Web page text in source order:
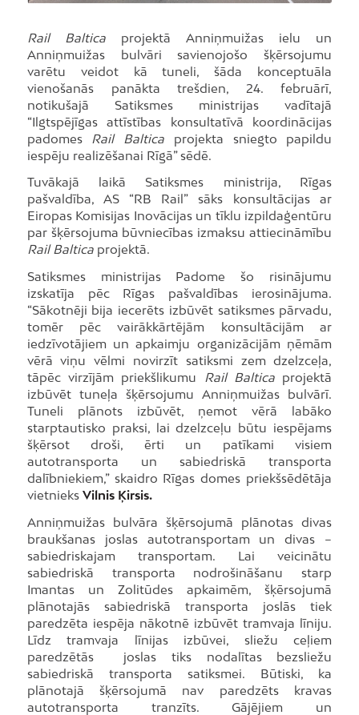
Rail Balticaprojektā Anniņmuižas ielu un
Anniņmuižas bulvāri savienojošo šķērsojumu
varētu veidot kā tuneli, šāda konceptuāla
vienošanās panākta trešdien, 24. februārī,
notikušajā Satiksmes ministrijas vadītajā
“Ilgtspējīgas attīstības konsultatīvā koordinācijas
padomes Rail Baltica projekta sniegto papildu
iespēju realizēšanai Rīgā” sēdē.
Tuvākajā laikā Satiksmes ministrija, Rīgas
pašvaldība, AS “RB Rail” sāks konsultācijas ar
Eiropas Komisijas Inovācijas un tīklu izpildaģentūru
par šķērsojuma būvniecības izmaksu attiecināmību
Rail Balticaprojektā.
Satiksmes ministrijas Padome šo risinājumu
izskatīja pēc Rīgas pašvaldības ierosinājuma.
“Sākotnēji bija iecerēts izbūvēt satiksmes pārvadu,
tomēr pēc vairākkārtējām konsultācijām ar
iedzīvotājiem un apkaimju organizācijām ņēmām
vērā viņu vēlmi novirzīt satiksmi zem dzelzceļa,
tāpēc virzījām priekšlikumu
Rail Baltica projektā
izbūvēt tuneļa šķērsojumu Anniņmuižas bulvārī.
Tuneli plānots izbūvēt, ņemot vērā labāko
starptautisko praksi, lai dzelzceļu būtu iespējams
šķērsot droši, ērti un patīkami visiem
autotransporta un sabiedriskā transporta
dalībniekiem,” skaidro Rīgas domes priekšsēdētāja
vietnieks Vilnis Ķirsis.
Anniņmuižas bulvāra šķērsojumā plānotas divas
braukšanas joslas autotransportam un divas –
sabiedriskajam transportam. Lai veicinātu
sabiedriskā transporta nodrošināšanu starp
Imantas un Zolitūdes apkaimēm, šķērsojumā
plānotajās sabiedriskā transporta joslās tiek
paredzēta iespēja nākotnē izbūvēt tramvaja līniju.
Līdz tramvaja līnijas izbūvei, sliežu ceļiem
paredzētās joslas tiks nodalītas bezsliežu
sabiedriskā transporta satiksmei. Būtiski, ka
plānotajā šķērsojumā nav paredzēts kravas
autotransporta tranzīts. Gājējiem un